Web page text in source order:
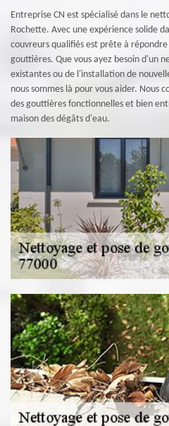
Entreprise CN est spécialisé dans le
Rochette. Avec une expérience solide
couvreurs qualifiés est prête à
gouttières. Que vous ayez besoin d'un
existantes ou de l'installation de
nous sommes là pour vous aider. Nous
des gouttières fonctionnelles et bien
maison des dégâts d'eau.